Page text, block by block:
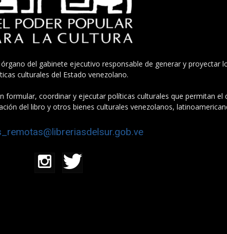
del gabinete ejecutivo responsable de generar y proyectar
culturales del Estado venezolano.
formular, coordinar y ejecutar políticas culturales que permitan el
del libro y otros bienes culturales venezolanos,